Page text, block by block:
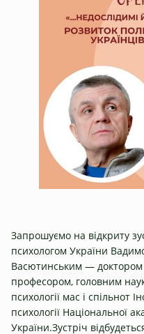
Запрошуємо на відкриту
психологом України
Васютинським — доктором
професором, головним
психології мас і спільнот
психології Національної
України.Зустріч